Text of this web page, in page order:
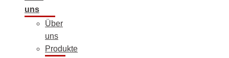
uns
Über
uns
Produkte